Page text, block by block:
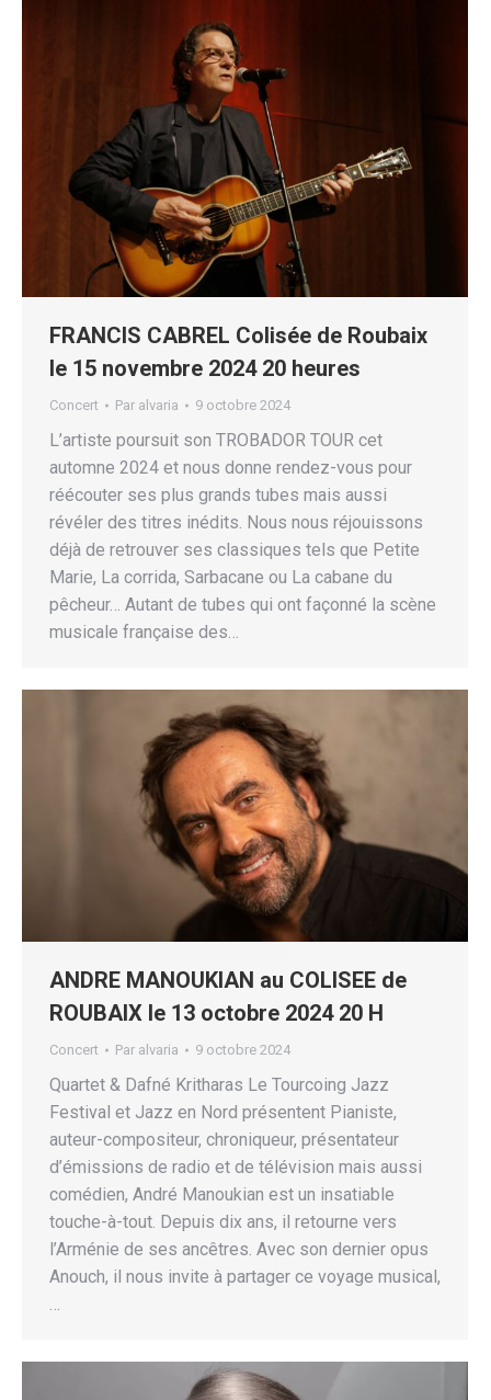
FRANCIS CABREL Colisée de Roubaix
le 15 novembre 2024 20 heures
Concert Par alvaria 9 octobre 2024
L’artiste poursuit son TROBADOR TOUR cet
automne 2024 et nous donne rendez-vous pour
réécouter ses plus grands tubes mais aussi
révéler des titres inédits. Nous nous réjouissons
déjà de retrouver ses classiques tels que Petite
Marie, La corrida, Sarbacane ou La cabane du
pêcheur… Autant de tubes qui ont façonné la scène
musicale française des…
ANDRE MANOUKIAN au COLISEE de
ROUBAIX le 13 octobre 2024 20 H
Concert Par alvaria 9 octobre 2024
Quartet & Dafné Kritharas Le Tourcoing Jazz
Festival et Jazz en Nord présentent Pianiste,
auteur-compositeur, chroniqueur, présentateur
d’émissions de radio et de télévision mais aussi
comédien, André Manoukian est un insatiable
touche-à-tout. Depuis dix ans, il retourne vers
l’Arménie de ses ancêtres. Avec son dernier opus
Anouch, il nous invite à partager ce voyage musical,
…